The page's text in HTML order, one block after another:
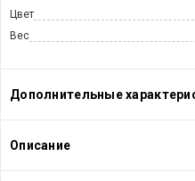
Цвет
Вес
Дополнительные
Описание